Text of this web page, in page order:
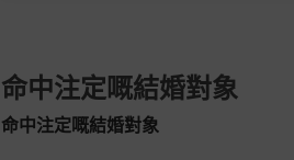
命中注定嘅結婚對象
命中注定嘅結婚對象